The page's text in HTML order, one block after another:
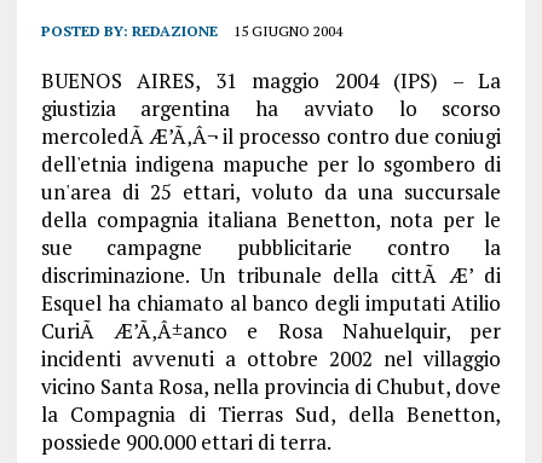
POSTED BY: REDAZIONE 15 GIUGNO 2004
BUENOS AIRES, 31 maggio 2004 (IPS) – La
giustizia argentina ha avviato lo scorso
mercoledÃ Æ’Ã‚Â¬ il processo contro due coniugi
dell'etnia indigena mapuche per lo sgombero di
un'area di 25 ettari, voluto da una succursale
della compagnia italiana Benetton, nota per le
sue campagne pubblicitarie contro la
discriminazione. Un tribunale della cittÃ Æ’ di
Esquel ha chiamato al banco degli imputati Atilio
CuriÃ Æ’Ã‚Â±anco e Rosa Nahuelquir, per
incidenti avvenuti a ottobre 2002 nel villaggio
vicino Santa Rosa, nella provincia di Chubut, dove
la Compagnia di Tierras Sud, della Benetton,
possiede 900.000 ettari di terra.